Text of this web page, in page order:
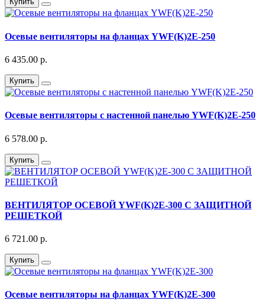
Осевые вентиляторы на фланцах YWF(K)2E-250
6 435.00 р.
Купить
Осевые вентиляторы с настенной панелью YWF(K)2E-250
6 578.00 р.
Купить
ВЕНТИЛЯТОР ОСЕВОЙ YWF(K)2E-300 С ЗАЩИТНОЙ
РЕШЕТКОЙ
6 721.00 р.
Купить
Осевые вентиляторы на фланцах YWF(K)2E-300